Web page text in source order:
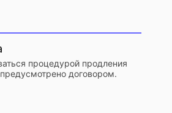
процедурой продления
договором.